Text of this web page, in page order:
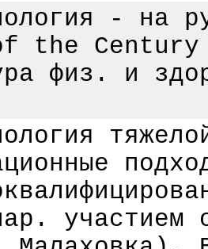
- на
the
физ. и